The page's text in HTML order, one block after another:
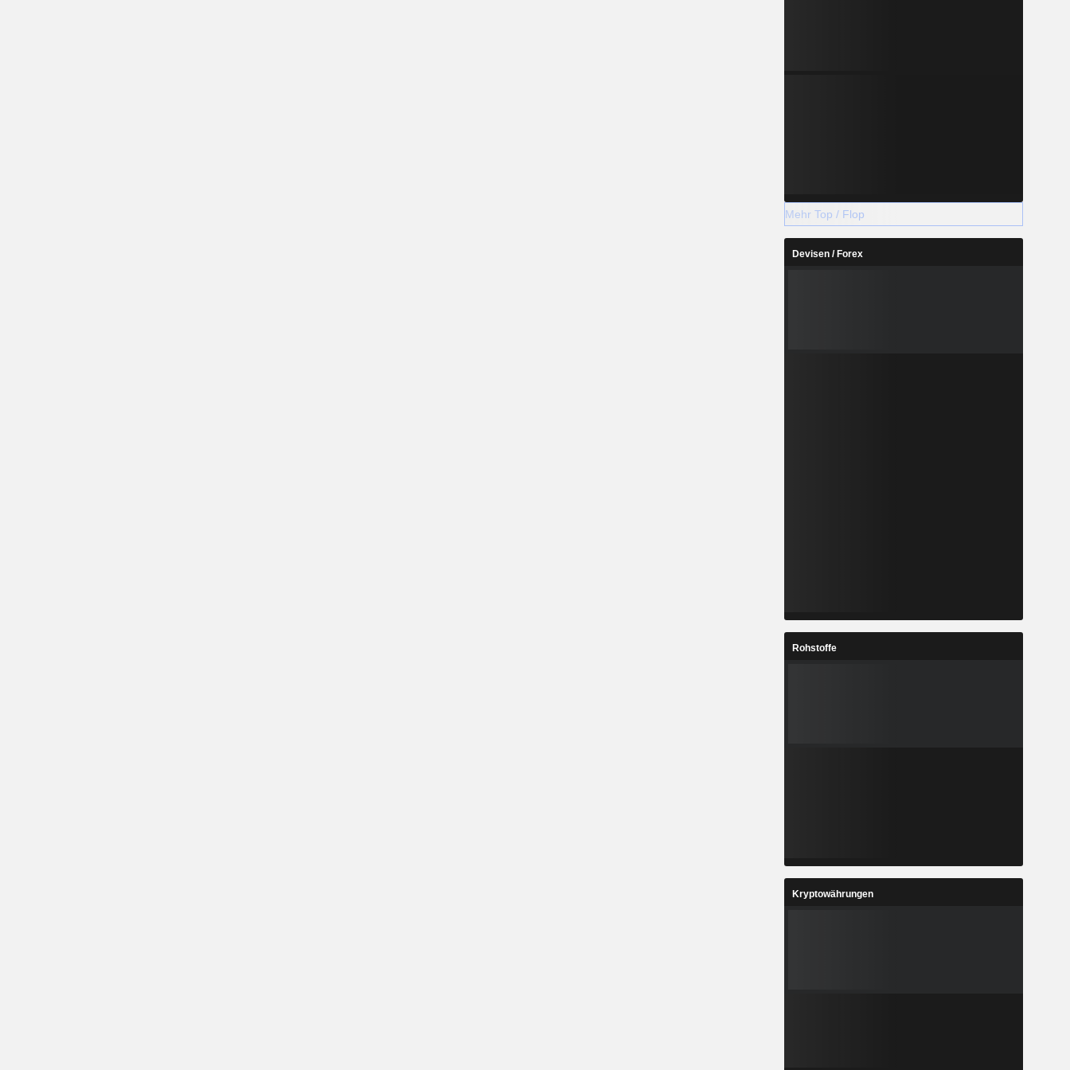
Mehr Top / Flop
Devisen / Forex
Rohstoffe
Kryptowährungen